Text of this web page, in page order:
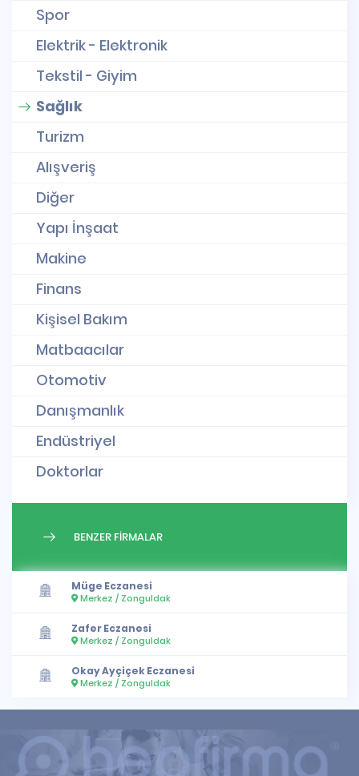
Spor
Elektrik - Elektronik
Tekstil - Giyim
Sağlık
Turizm
Alışveriş
Diğer
Yapı İnşaat
Makine
Finans
Kişisel Bakım
Matbaacılar
Otomotiv
Danışmanlık
Endüstriyel
Doktorlar
BENZER FİRMALAR
Müge Eczanesi
Merkez / Zonguldak
Zafer Eczanesi
Merkez / Zonguldak
Okay Ayçiçek Eczanesi
Merkez / Zonguldak